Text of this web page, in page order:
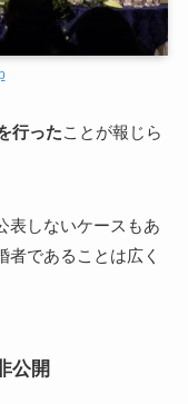
行ったことが報じら
表しないケースもあ
者であることは広く
公開